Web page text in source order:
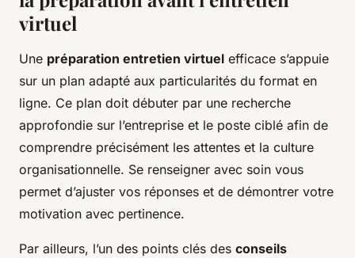
virtuel
Une préparation entretien virtuel efficace s’appuie
sur un plan adapté aux particularités du format en
ligne. Ce plan doit débuter par une recherche
approfondie sur l’entreprise et le poste ciblé afin de
comprendre précisément les attentes et la culture
organisationnelle. Se renseigner avec soin vous
permet d’ajuster vos réponses et de démontrer votre
motivation avec pertinence.
Par ailleurs, l’un des points clés des conseils